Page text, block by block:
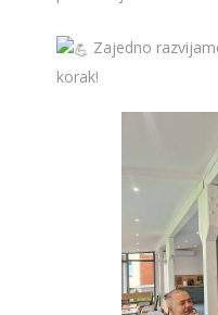
Zajedno
korak!